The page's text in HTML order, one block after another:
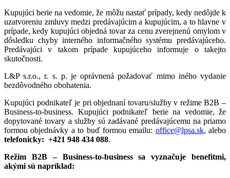
Kupujúci berie na vedomie, že môžu nastať prípady, kedy nedôjde k
uzatvoreniu zmluvy medzi predávajúcim a kupujúcim, a to hlavne v
prípade, kedy kupujúci objedná tovar za cenu zverejnenú omylom v
dôsledku chyby interného informačného systému predávajúceho.
Predávajúci v takom prípade kupujúceho informuje o takejto
skutočnosti.
L&P s.r.o., r. s. p. je oprávnená požadovať mimo iného vydanie
bezdôvodného obohatenia.
Kupujúci podnikateľ je pri objednaní tovaru/služby v režime B2B –
Business-to-business. Kupujúci podnikateľ berie na vedomie, že
dopytované tovary a služby sú zadávané predávajúcemu na priamo
formou objednávky a to buď formou emailu: office@lpsa.sk, alebo
telefonicky: +421 948 434 088.
Režim B2B – Business-to-business sa vyznačuje benefitmi,
akými sú napríklad: